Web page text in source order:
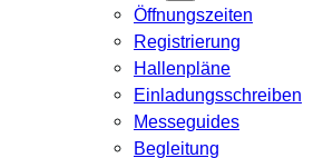
Öffnungszeiten
Registrierung
Hallenpläne
Einladungsschreiben
Messeguides
Begleitung